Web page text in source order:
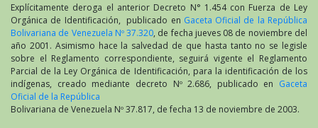
Explícitamente deroga el anterior Decreto N° 1.454 con Fuerza de Ley
Orgánica de Identificación, publicado en Gaceta Oficial de la República
Bolivariana de Venezuela Nº 37.320, de fecha jueves 08 de noviembre del
año 2001. Asimismo hace la salvedad de que hasta tanto no se legisle
sobre el Reglamento correspondiente, seguirá vigente el Reglamento
Parcial de la Ley Orgánica de Identificación, para la identificación de los
indígenas, creado mediante decreto Nº 2.686, publicado en Gaceta
Oficial de la República
Bolivariana de Venezuela Nº 37.817, de fecha 13 de noviembre de 2003.